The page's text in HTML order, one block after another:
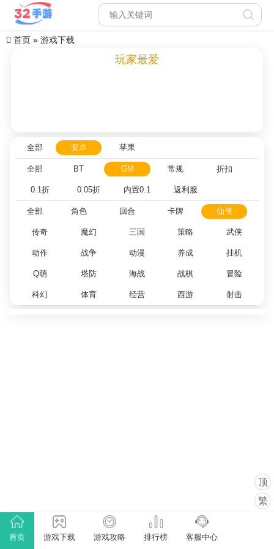
首页 » 游戏下载
玩家最爱
全部 安卓 苹果
全部 BT GM 常规 折扣
0.1折 0.05折 内置0.1 返利服
全部 角色 回合 卡牌 仙侠
传奇 魔幻 三国 策略 武侠
动作 战争 动漫 养成 挂机
Q萌 塔防 海战 战棋 冒险
科幻 体育 经营 西游 射击
首页 游戏下载 游戏攻略 排行榜 客服中心
顶
繁